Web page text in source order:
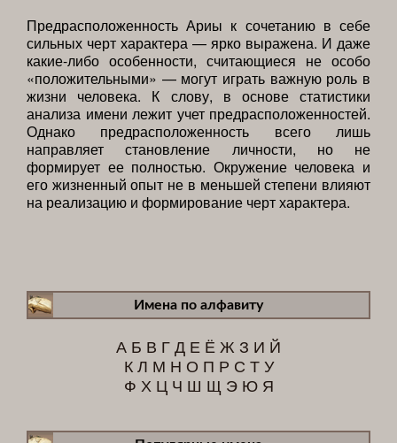
Предрасположенность Ариы к сочетанию в себе
сильных черт характера — ярко выражена. И даже
какие-либо особенности, считающиеся не особо
«положительными» — могут играть важную роль в
жизни человека. К слову, в основе статистики
анализа имени лежит учет предрасположенностей.
Однако предрасположенность всего лишь
направляет становление личности, но не
формирует ее полностью. Окружение человека и
его жизненный опыт не в меньшей степени влияют
на реализацию и формирование черт характера.
Имена по алфавиту
А Б В ГД Е Ё Ж З И Й
К Л М Н О П Р С Т У
Ф Х Ц Ч Ш Щ Э Ю Я